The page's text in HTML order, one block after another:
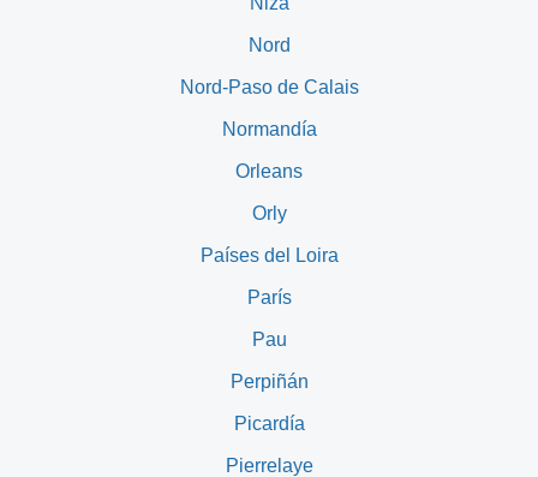
Nord
Nord-Paso de Calais
Normandía
Orleans
Orly
Países del Loira
París
Pau
Perpiñán
Picardía
Pierrelaye